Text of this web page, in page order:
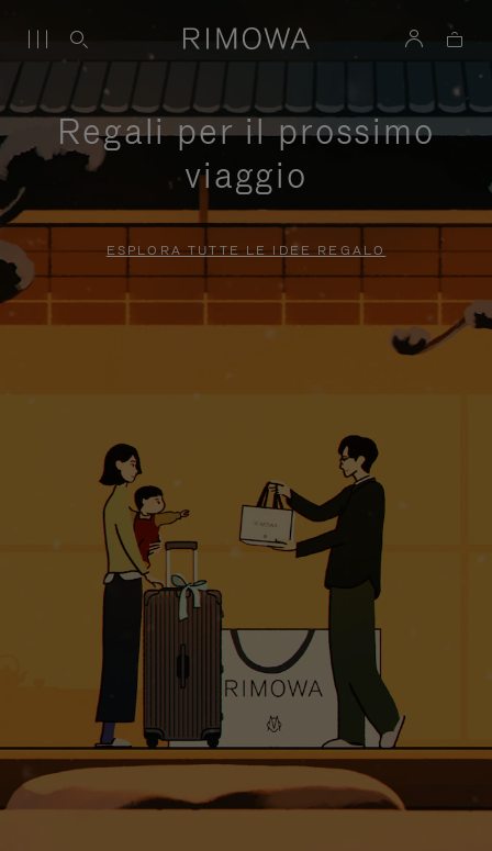
Regali per il prossimo
viaggio
ESPLORA TUTTE LE IDEE REGALO